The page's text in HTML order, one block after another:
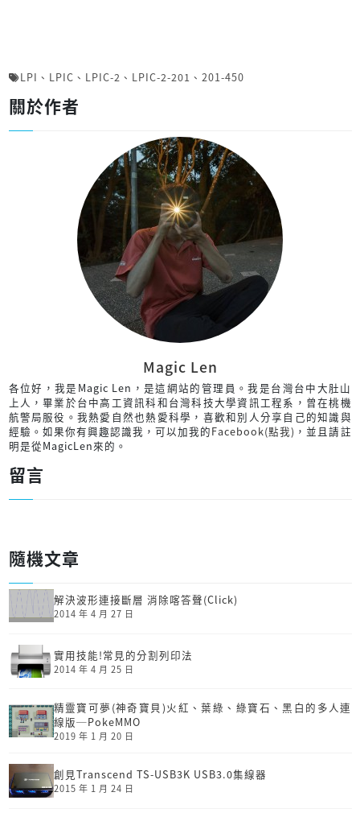
LPI 、 LPIC 、 LPIC-2 、 LPIC-2-201 、 201-450
關於作者
Magic Len
各位好，我是Magic Len，是這網站的管理員。我是台灣台中大肚山
上人，畢業於台中高工資訊科和台灣科技大學資訊工程系，曾在桃機
航警局服役。我熱愛自然也熱愛科學，喜歡和別人分享自己的知識與
經驗。如果你有興趣認識我，可以加我的Facebook(點我) ，並且請註
明是從MagicLen來的。
留言
隨機文章
解決波形連接斷層 消除喀答聲(Click)
2014 年 4 月 27 日
實用技能!常見的分割列印法
2014 年 4 月 25 日
精靈寶可夢(神奇寶貝)火紅、葉綠、綠寶石、黑白的多人連
線版─PokeMMO
2019 年 1 月 20 日
創見Transcend TS-USB3K USB3.0集線器
2015 年 1 月 24 日